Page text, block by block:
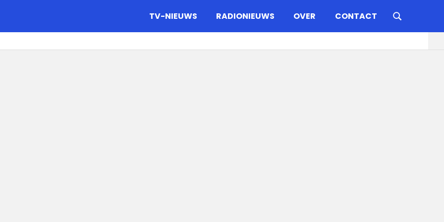
TV-NIEUWS RADIONIEUWS OVER CONTACT